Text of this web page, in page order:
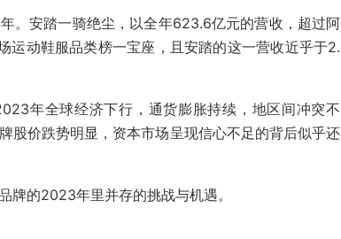
。安踏一骑绝尘，以全年623.6亿元的营收，超过阿
运动鞋服品类榜一宝座，且安踏的这一营收近乎于2.
年全球经济下行，通货膨胀持续，地区间冲突不
股价跌势明显，资本市场呈现信心不足的背后似乎还
牌的2023年里并存的挑战与机遇。